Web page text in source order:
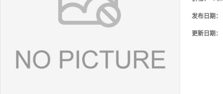
发布日期：
更新日期：